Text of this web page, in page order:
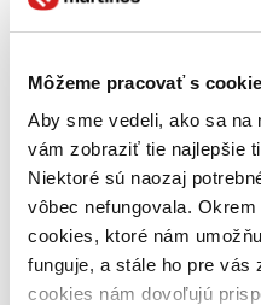
Môžeme pracovať s
Aby sme vedeli, ako sa na
vám zobraziť tie najlepšie
Niektoré sú naozaj
vôbec nefungovala.
cookies, ktoré nám
funguje, a stále ho pre
cookies nám dovoľujú
Marek Brenišin (1 titul)
Lenona Štibláriková
Vydavateľstvo
Prešporské divadlo (1
Audiokniha: MP3 (1
Zúžiť výber